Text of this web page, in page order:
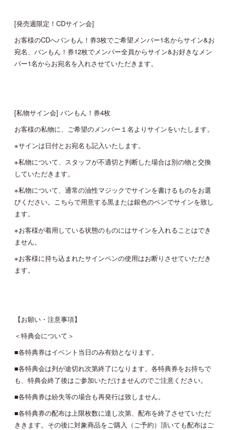
[発売週限定！CDサイン会]
お客様のCDへバンもん！券3枚でご希望メンバー1名からサイン&お
宛名、バンもん！券12枚でメンバー全員からサイン&お好きなメン
バー1名からお宛名を入れさせていただきます。
[私物サイン会] バンもん！券4枚
お客様の私物に、ご希望のメンバー１名よりサインをいたします。
※サインは日付とお宛名も記入いたします。
※私物について、スタッフが不適切と判断した場合は別の物と交換
していただきます。
※私物について、通常の油性マジックでサインを書けるものをお選
びください。こちらで用意する黒または銀色のペンでサインを致し
ます。
※お客様が着用している状態のものにはサインを入れることはでき
ません。
※お客様に持ち込まれたサインペンの使用はお断りさせていただき
ます。
【お願い・注意事項】
＜特典会について＞
■各特典券はイベント当日のみ有効となります。
■各特典会は列が途切れ次第終了になります。各特典券をお持ちで
も、特典会終了後はご参加いただけませんのでご注意ください。
■各特典券は紛失等の場合も再発行は致しません。
■各特典券の配布は上限枚数に達し次第、配布を終了させていただ
ききます。その後に対象商品をご購入（ご予約）頂いても配布はご